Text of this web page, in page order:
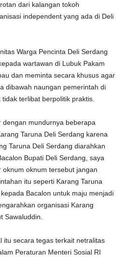
dari kalangan tokoh
independent yang ada di Deli
Warga Pencinta Deli Serdang
wartawan di Lubuk Pakam
dan meminta secara khusus agar
dibawah naungan pemerintah di
terlibat berpolitik praktis.
dengan mundurnya beberapa
Taruna Deli Serdang karena
Taruna Deli Serdang diarahkan
Bupati Deli Serdang, saya
oknum tersebut jangan
itu seperti Karang Taruna
Bacalon untuk maju menjadi
organisasi Karang
Sawaluddin.
itu secara tegas terkait netralitas
Peraturan Menteri Sosial RI